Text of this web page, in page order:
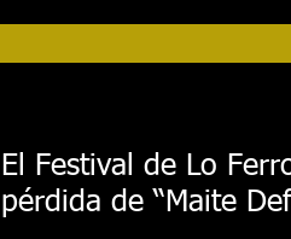
El Festival de Lo
pérdida de “Maite